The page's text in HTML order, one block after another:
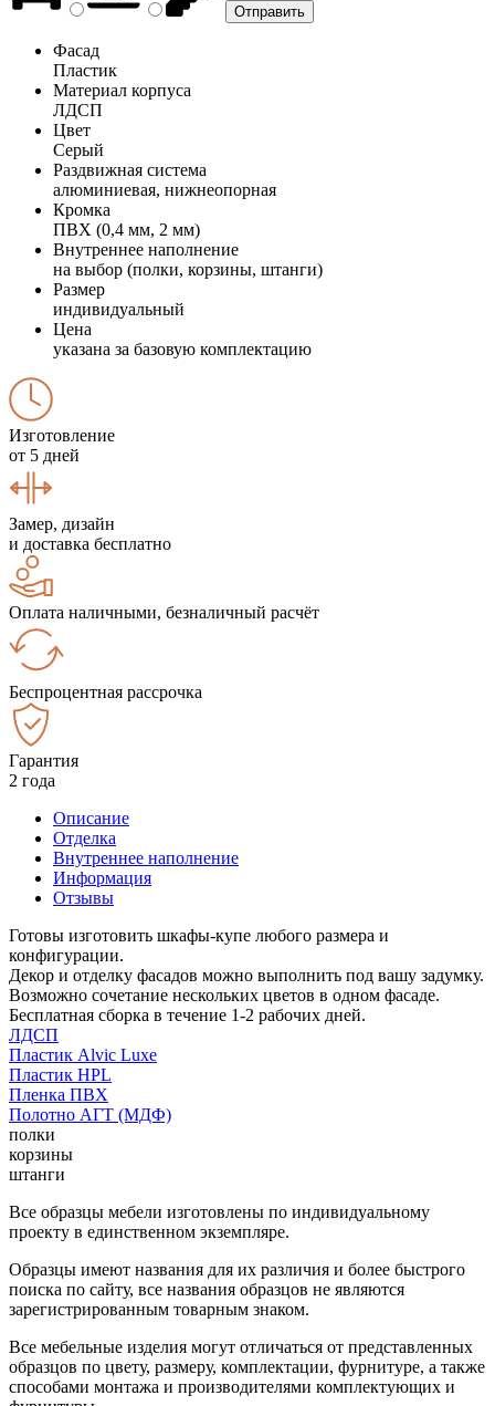
Фасад
Пластик
Материал корпуса
ЛДСП
Цвет
Серый
Раздвижная система
алюминиевая, нижнеопорная
Кромка
ПВХ (0,4 мм, 2 мм)
Внутреннее наполнение
на выбор (полки, корзины, штанги)
Размер
индивидуальный
Цена
указана за базовую комплектацию
Изготовление
от 5 дней
Замер, дизайн
и доставка бесплатно
Оплата наличными, безналичный расчёт
Беспроцентная рассрочка
Гарантия
2 года
Описание
Отделка
Внутреннее наполнение
Информация
Отзывы
Готовы изготовить шкафы-купе любого размера и
конфигурации.
Декор и отделку фасадов можно выполнить под вашу задумку.
Возможно сочетание нескольких цветов в одном фасаде.
Бесплатная сборка в течение 1-2 рабочих дней.
ЛДСП
Пластик Alvic Luxe
Пластик HPL
Пленка ПВХ
Полотно АГТ (МДФ)
полки
корзины
штанги
Все образцы мебели изготовлены по индивидуальному
проекту в единственном экземпляре.
Образцы имеют названия для их различия и более быстрого
поиска по сайту, все названия образцов не являются
зарегистрированным товарным знаком.
Все мебельные изделия могут отличаться от представленных
образцов по цвету, размеру, комплектации, фурнитуре, а также
способами монтажа и производителями комплектующих и